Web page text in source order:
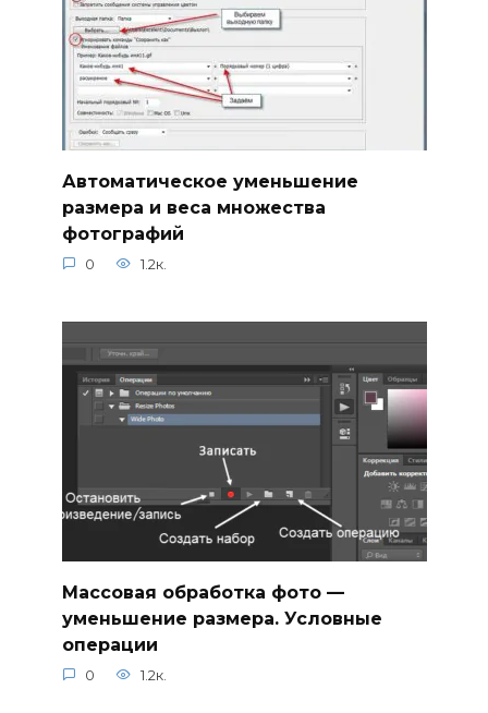
Автоматическое уменьшение
размера и веса множества
фотографий
0 1.2к.
Массовая обработка фото —
уменьшение размера. Условные
операции
0 1.2к.